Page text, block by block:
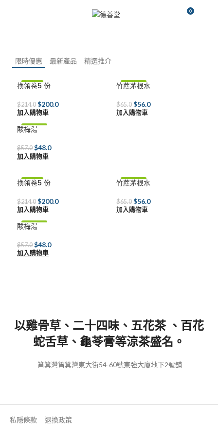
0
限時優惠 最新產品 精選推介
-7%
換領卷5 份
$214.0 $200.0
加入購物車
-14%
竹蔗茅根水
$65.0 $56.0
加入購物車
-16%
酸梅湯
$57.0 $48.0
加入購物車
-7%
換領卷5 份
$214.0 $200.0
加入購物車
-14%
竹蔗茅根水
$65.0 $56.0
加入購物車
-16%
酸梅湯
$57.0 $48.0
加入購物車
以雞骨草、二十四味、五花茶 、百花
蛇舌草、龜苓膏等涼茶盛名。
筲箕灣筲箕灣東大街54-60號東強大廈地下2號舖
私隱條款 退換政策